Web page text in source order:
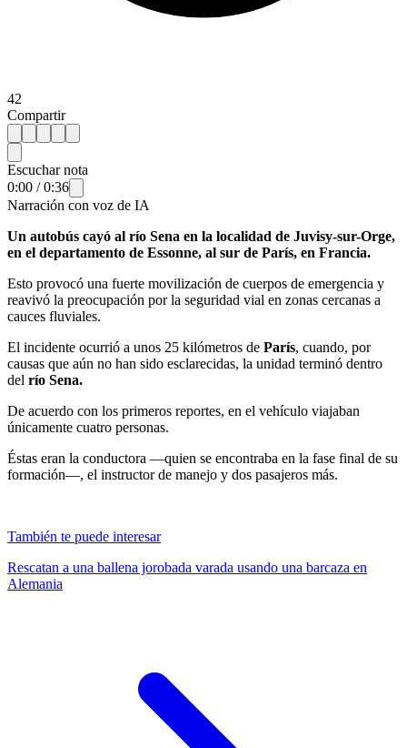
42
Compartir
Escuchar nota
0:00 /0:36
Narración con voz de IA
Un autobús cayó al río Sena en la localidad de Juvisy-sur-Orge,
en el departamento de Essonne, al sur de París, en Francia.
Esto provocó una fuerte movilización de cuerpos de emergencia y
reavivó la preocupación por la seguridad vial en zonas cercanas a
cauces fluviales.
El incidente ocurrió a unos 25 kilómetros de París, cuando, por
causas que aún no han sido esclarecidas, la unidad terminó dentro
del río Sena.
De acuerdo con los primeros reportes, en el vehículo viajaban
únicamente cuatro personas.
Éstas eran la conductora —quien se encontraba en la fase final de su
formación—, el instructor de manejo y dos pasajeros más.
También te puede interesar
Rescatan a una ballena jorobada varada usando una barcaza en
Alemania